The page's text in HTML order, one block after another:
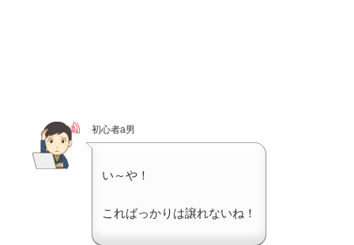
初心者a男
い～や！
こればっかりは譲れないね！